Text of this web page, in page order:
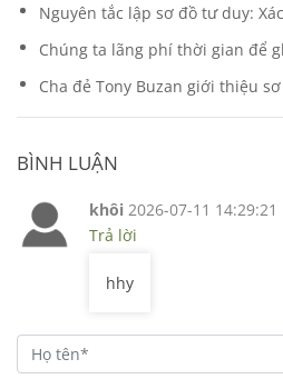
Nguyên tắc lập sơ đồ tư duy:
Chúng ta lãng phí thời gian để
Cha đẻ Tony Buzan giới thiệu
BÌNH LUẬN
khôi 2026-07-11 14:29:21
Trả lời
hhy